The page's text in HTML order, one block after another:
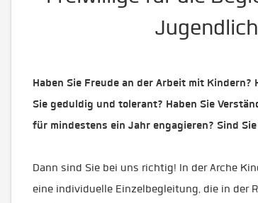
Haben Sie Freude an der Arbeit mit Kindern?
Sie geduldig und tolerant? Haben Sie
für mindestens ein Jahr engagieren? Sind
Dann sind Sie bei uns richtig! In der Arche
eine individuelle Einzelbegleitung, die in der